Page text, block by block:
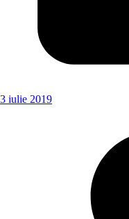
3 iulie 2019